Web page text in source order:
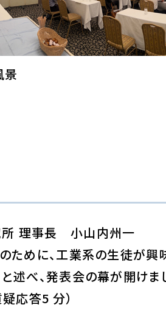
景
理事長 小山内州一
ために、工業系の生徒が興
述べ、発表会の幕が開けま
疑応答5 分）